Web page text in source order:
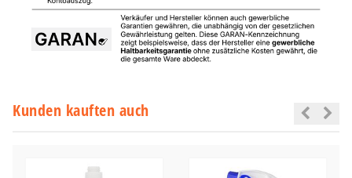
Kunden kauften auch